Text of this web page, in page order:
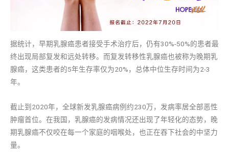
据统计，早期乳腺癌患者接受手术治疗后，仍有30%-50%的患者最
终出现局部复发和远处转移。而复发转移性乳腺癌也被称为晚期乳
腺癌，这类患者的5年生存率仅为20%，总体中位生存时间为2-3
年。
截止到2020年，全球新发乳腺癌病例约230万，发病率居全部恶性
肿瘤首位。在我国，乳腺癌的发病情况还出现了年轻化的态势，晚
期乳腺癌不仅咬在每一个家庭的咽喉处，也正在吞下社会的中坚力
量。